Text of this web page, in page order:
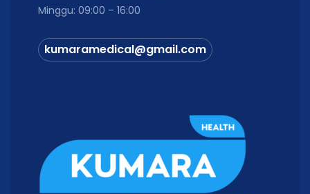
Minggu: 09:00 – 16:00
kumaramedical@gmail.com